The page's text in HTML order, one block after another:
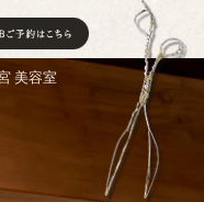
美容室